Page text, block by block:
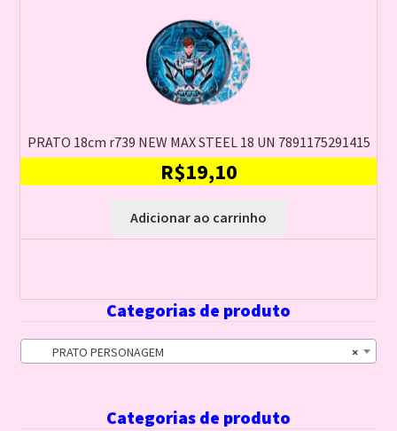
PRATO 18cm r739 NEW MAX STEEL 18 UN 7891175291415
R$19,10
Adicionar ao carrinho
Categorias de produto
×
PRATO PERSONAGEM
Categorias de produto